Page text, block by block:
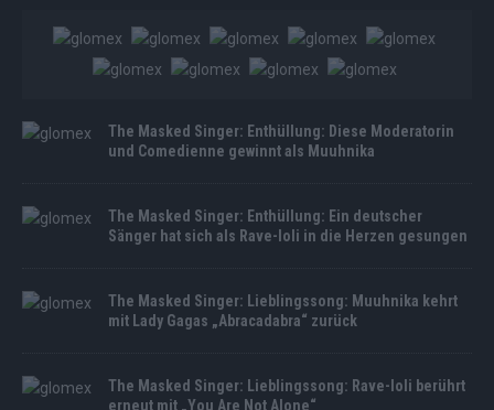
The Masked Singer: Enthüllung: Diese Moderatorin
und Comedienne gewinnt als Muuhnika
The Masked Singer: Enthüllung: Ein deutscher
Sänger hat sich als Rave-Ioli in die Herzen gesungen
The Masked Singer: Lieblingssong: Muuhnika kehrt
mit Lady Gagas „Abracadabra“ zurück
The Masked Singer: Lieblingssong: Rave-Ioli berührt
erneut mit „You Are Not Alone“